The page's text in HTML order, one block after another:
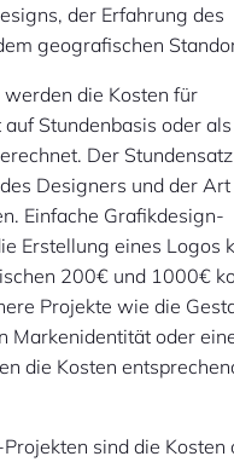
der Erfahrung des
geografischen
die Kosten für
Stundenbasis oder als
Der
Designers und der Art
Einfache Grafikdesign-
Erstellung eines Logos
200€ und 1000€
Projekte wie die
Markenidentität oder
die Kosten
sind die Kosten